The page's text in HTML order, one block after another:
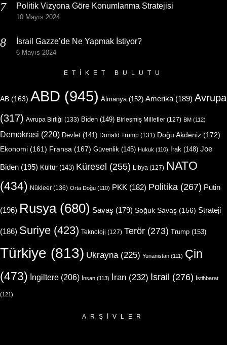
Politik Vizyona Göre Konumlanma Stratejisi
10 Mayıs 2024
İsrail Gazze’de Ne Yapmak İstiyor?
6 Mayıs 2024
ETIKET BULUTU
AB (163) ABD (945) Almanya (152) Amerika (189) Avrupa
(317) Avrupa Birliği (133) Biden (149) Birleşmiş Milletler (127) BM (112)
Demokrasi (220) Devlet (141) Donald Trump (131) Doğu Akdeniz (172)
Ekonomi (161) Fransa (167) Güvenlik (145) Hukuk (110) Irak (148) Joe
Biden (195) Kültür(143) Küresel (255) Libya (127) NATO
(434) Nükleer (136) Orta Doğu (110) PKK (182) Politika (267) Putin
(196) Rusya(680) Savaş (179) Soğuk Savaş (156) Strateji
(186) Suriye (423) Teknoloji (127) Terör (273) Trump (153)
Türkiye (813) Ukrayna(225) Yunanistan (111) Çin
(473) İngiltere (206) İnsan (113) İran (232) İsrail (276) İstihbarat
(121)
ARŞIVLER